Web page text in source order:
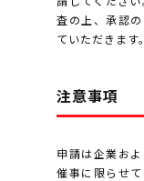
査の上、承認
ていただきます。
注意事項
申請は企業お
催事に限らせ